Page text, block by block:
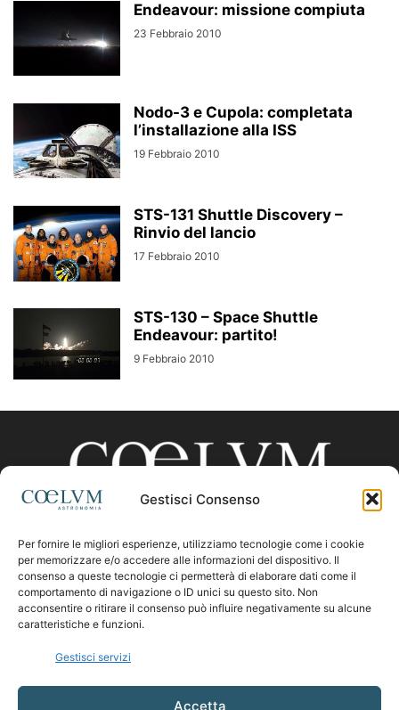
Gestisci Consenso
Per fornire le migliori esperienze, utilizziamo tecnologie come i cookie
per memorizzare e/o accedere alle informazioni del dispositivo. Il
consenso a queste tecnologie ci permetterà di elaborare dati come il
comportamento di navigazione o ID unici su questo sito. Non
acconsentire o ritirare il consenso può influire negativamente su alcune
caratteristiche e funzioni.
Gestisci servizi
Accetta
Endeavour: missione compiuta
23 Febbraio 2010
Nodo-3 e Cupola: completata
l’installazione alla ISS
19 Febbraio 2010
STS-131 Shuttle Discovery –
Rinvio del lancio
17 Febbraio 2010
STS-130 – Space Shuttle
Endeavour: partito!
9 Febbraio 2010
CHI SIAMO
Contattaci:coelumastro@coelum.com